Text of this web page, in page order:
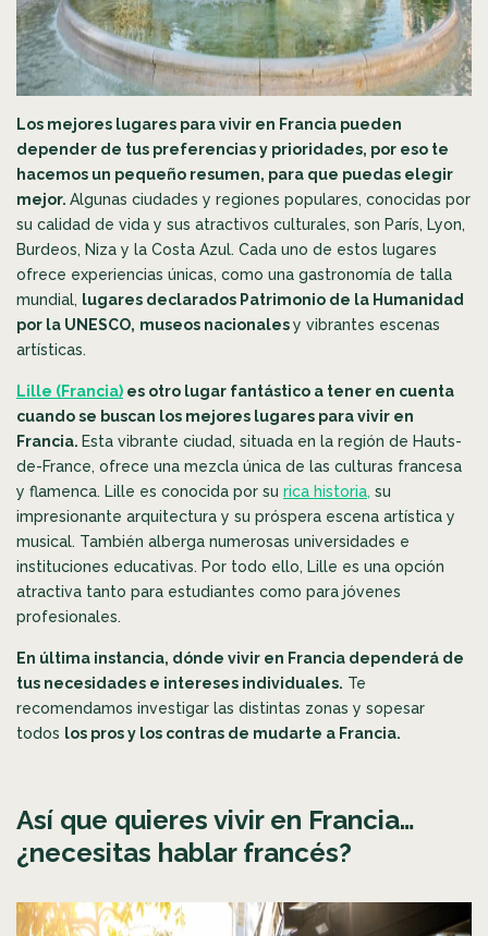
Los mejores lugares para vivir en Francia pueden
depender de tus preferencias y prioridades, por eso te
hacemos un pequeño resumen, para que puedas elegir
mejor. Algunas ciudades y regiones populares, conocidas por
su calidad de vida y sus atractivos culturales, son París, Lyon,
Burdeos, Niza y la Costa Azul. Cada uno de estos lugares
ofrece experiencias únicas, como una gastronomía de talla
mundial, lugares declarados Patrimonio de la Humanidad
por la UNESCO, museos nacionalesy vibrantes escenas
artísticas.
Lille (Francia) es otro lugar fantástico a tener en cuenta
cuando se buscan los mejores lugares para vivir en
Francia. Esta vibrante ciudad, situada en la región de Hauts-
de-France, ofrece una mezcla única de las culturas francesa
y flamenca. Lille es conocida por su rica historia, su
impresionante arquitectura y su próspera escena artística y
musical. También alberga numerosas universidades e
instituciones educativas. Por todo ello, Lille es una opción
atractiva tanto para estudiantes como para jóvenes
profesionales.
En última instancia, dónde vivir en Francia dependerá de
tus necesidades e intereses individuales. Te
recomendamos investigar las distintas zonas y sopesar
todos los pros y los contras de mudarte a Francia.
Así que quieres vivir en Francia…
¿necesitas hablar francés?